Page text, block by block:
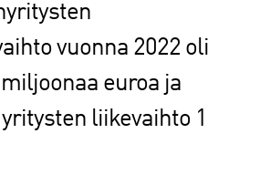
vuonna 2022 oli
euroa ja
liikevaihto 1